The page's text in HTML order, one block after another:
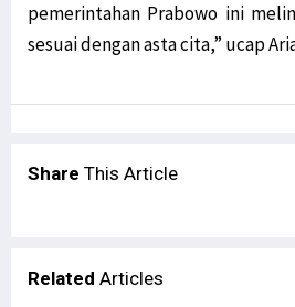
pemerintahan Prabowo ini
sesuai dengan asta cita,” ucap
Share This Article
Related Articles